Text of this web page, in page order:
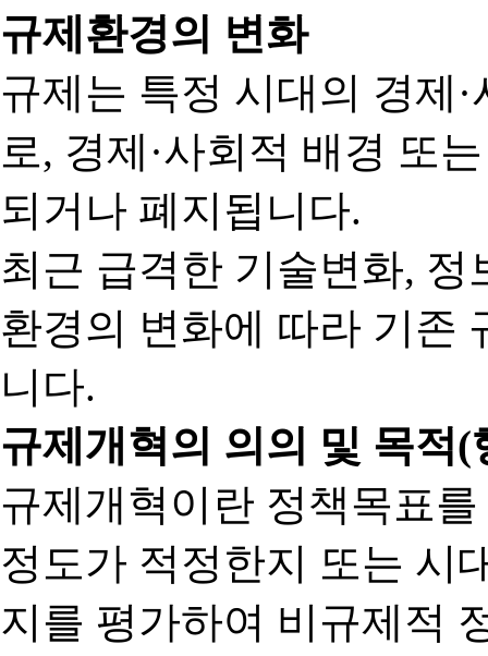
규제환경의 변화
규제는 특정 시대의 경제
로, 경제·사회적 배경 또
되거나 폐지됩니다.
최근 급격한 기술변화,
환경의 변화에 따라 기존
니다.
규제개혁의 의의 및 목적
규제개혁이란 정책목표
정도가 적정한지 또는 시
지를 평가하여 비규제적